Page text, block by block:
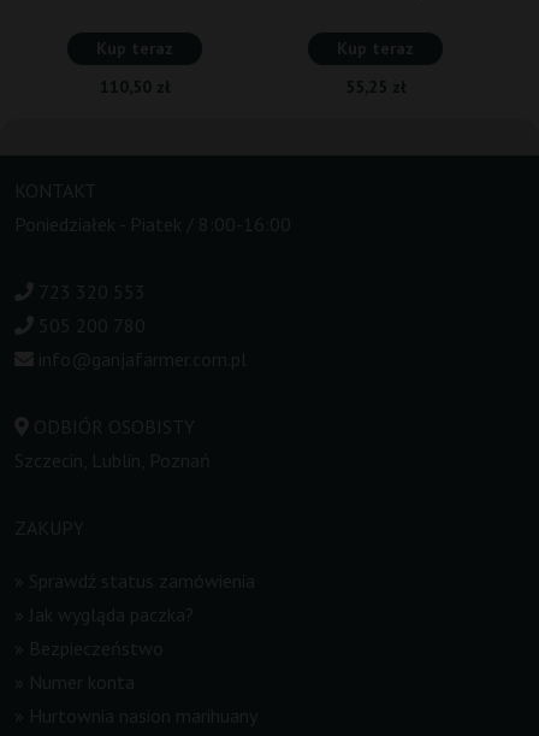
Kup teraz
110,50 zł
Kup teraz
55,25 zł
KONTAKT
Poniedziałek - Piatek / 8:00-16:00
723 320 553
505 200 780
info@ganjafarmer.com.pl
ODBIÓR OSOBISTY
Szczecin, Lublin, Poznań
ZAKUPY
Sprawdź status zamówienia
Jak wygląda paczka?
Bezpieczeństwo
Numer konta
Hurtownia nasion marihuany